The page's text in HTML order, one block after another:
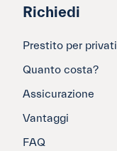
Richiedi
Prestito per privati
Quanto costa?
Assicurazione
Vantaggi
FAQ